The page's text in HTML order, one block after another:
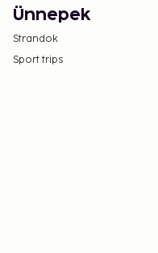
Ünnepek
Strandok
Sport trips